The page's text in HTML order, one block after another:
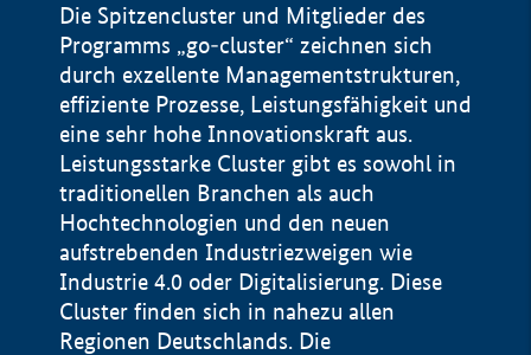
Die Spitzencluster und Mitglieder des
Programms „go-cluster“ zeichnen sich
durch exzellente Managementstrukturen,
effiziente Prozesse, Leistungsfähigkeit und
eine sehr hohe Innovationskraft aus.
Leistungsstarke Cluster gibt es sowohl in
traditionellen Branchen als auch
Hochtechnologien und den neuen
aufstrebenden Industriezweigen wie
Industrie 4.0 oder Digitalisierung. Diese
Cluster finden sich in nahezu allen
Regionen Deutschlands. Die